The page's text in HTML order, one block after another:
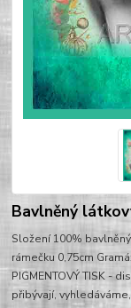
Bavlněný
Složení 100%
rámečku 0,75cm
PIGMENTOVÝ TISK -
přibývají,